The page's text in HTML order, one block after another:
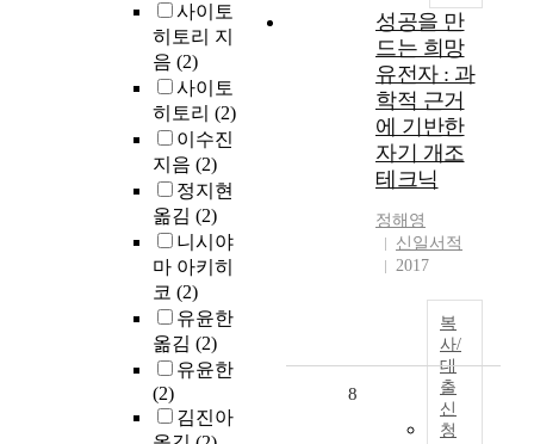
사이토
히토리 지
음 (2)
사이토
히토리 (2)
이수진
지음 (2)
정지현
옮김 (2)
니시야
마 아키히
코 (2)
유윤한
옮김 (2)
유윤한
(2)
김진아
성공을 만
드는 희망
유전자 : 과
학적 근거
에 기반한
자기 개조
테크닉
정해영
신일서적
2017
복
사/
대
출
신
청
8